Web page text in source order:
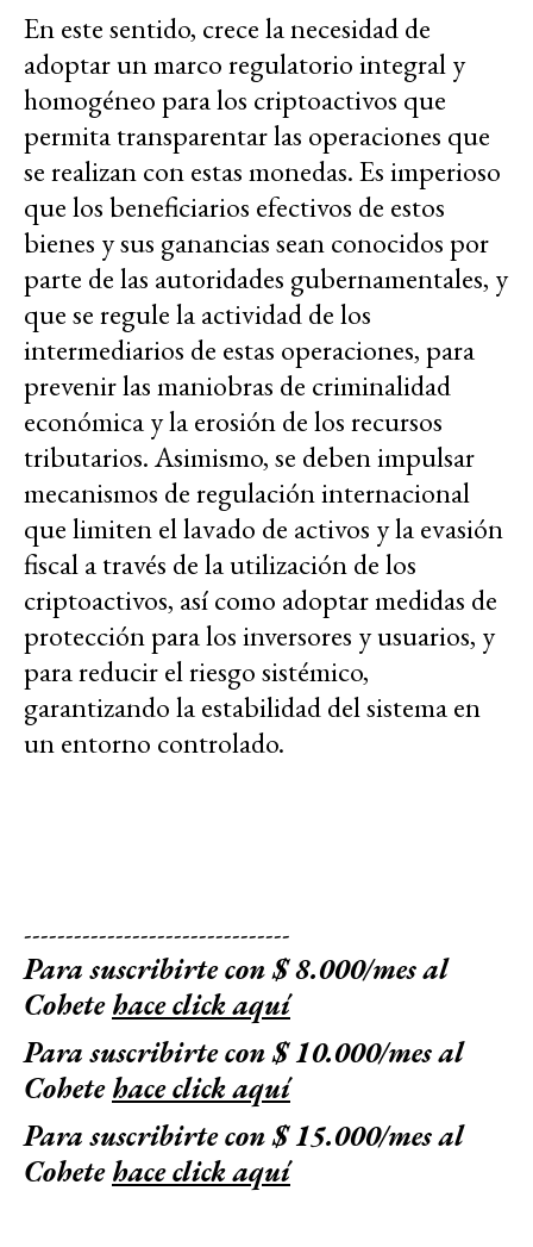
En este sentido, crece la necesidad de
adoptar un marco regulatorio integral y
homogéneo para los criptoactivos que
permita transparentar las operaciones que
se realizan con estas monedas. Es imperioso
que los beneficiarios efectivos de estos
bienes y sus ganancias sean conocidos por
parte de las autoridades gubernamentales, y
que se regule la actividad de los
intermediarios de estas operaciones, para
prevenir las maniobras de criminalidad
económica y la erosión de los recursos
tributarios. Asimismo, se deben impulsar
mecanismos de regulación internacional
que limiten el lavado de activos y la evasión
fiscal a través de la utilización de los
criptoactivos, así como adoptar medidas de
protección para los inversores y usuarios, y
para reducir el riesgo sistémico,
garantizando la estabilidad del sistema en
un entorno controlado.
--------------------------------
Para suscribirte con $ 8.000/mes al
Cohetehace click aquí
Para suscribirte con $ 10.000/mes al
Cohetehace click aquí
Para suscribirte con $ 15.000/mes al
Cohetehace click aquí